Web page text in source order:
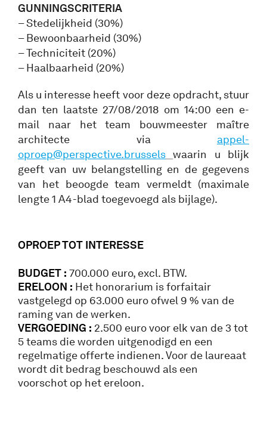
GUNNINGSCRITERIA
– Stedelijkheid (30%)
– Bewoonbaarheid (30%)
– Techniciteit (20%)
– Haalbaarheid (20%)
Als u interesse heeft voor deze opdracht, stuur
dan ten laatste 27/08/2018 om 14:00 een e-
mail naar het team bouwmeester maître
architecte via appel-
oproep@perspective.brussels waarin u blijk
geeft van uw belangstelling en de gegevens
van het beoogde team vermeldt (maximale
lengte 1 A4-blad toegevoegd als bijlage).
OPROEP TOT INTERESSE
BUDGET : 700.000 euro, excl. BTW.
ERELOON : Het honorarium is forfaitair
vastgelegd op 63.000 euro ofwel 9 % van de
raming van de werken.
VERGOEDING : 2.500 euro voor elk van de 3 tot
5 teams die worden uitgenodigd en een
regelmatige offerte indienen. Voor de laureaat
wordt dit bedrag beschouwd als een
voorschot op het ereloon.